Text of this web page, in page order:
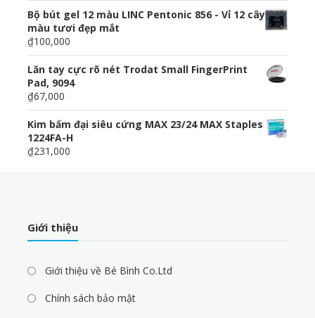
Bộ bút gel 12 màu LINC Pentonic 856 - Vỉ 12 cây
màu tươi đẹp mắt
₫100,000
Lăn tay cực rõ nét Trodat Small FingerPrint
Pad, 9094
₫67,000
Kim bấm đại siêu cứng MAX 23/24 MAX Staples
1224FA-H
₫231,000
Giới thiệu
Giới thiệu về Bé Bình Co.Ltd
Chính sách bảo mật